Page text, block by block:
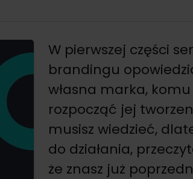
W pierwszej części
brandingu
własna marka,
rozpocząć jej
musisz wiedzieć,
do działania,
że znasz już